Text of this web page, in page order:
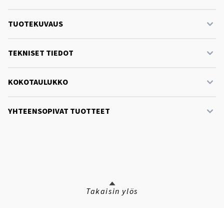
TUOTEKUVAUS
TEKNISET TIEDOT
KOKOTAULUKKO
YHTEENSOPIVAT TUOTTEET
Takaisin ylös